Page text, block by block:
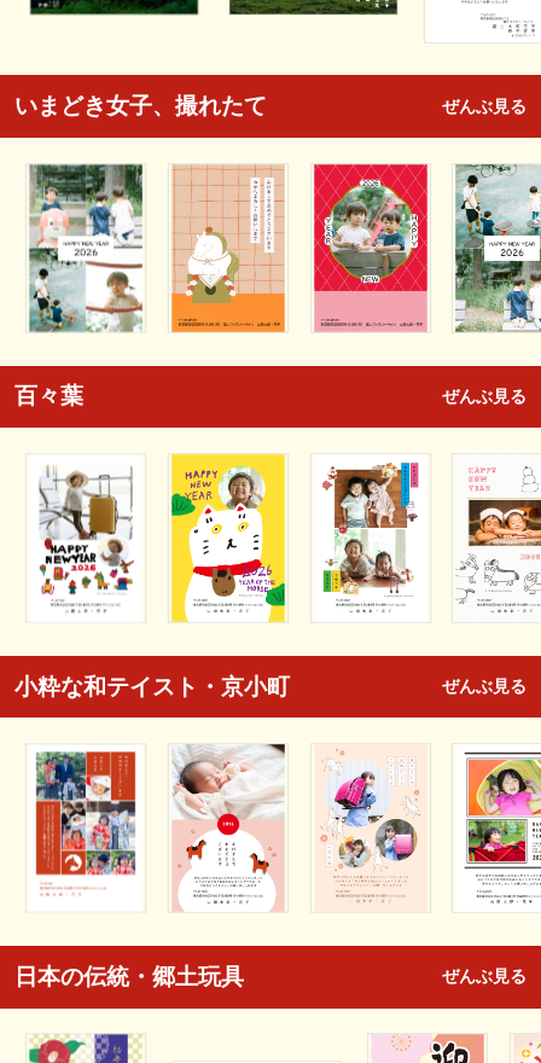
いまどき女子、撮れたて ぜんぶ見る
百々葉 ぜんぶ見る
小粋な和テイスト・京小町 ぜんぶ見る
日本の伝統・郷土玩具 ぜんぶ見る